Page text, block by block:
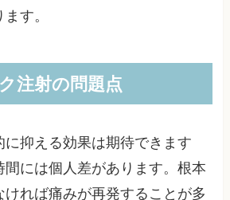
す。
注射の問題点
に抑える効果は期待できます
間には個人差があります。根本
ければ痛みが再発することが多